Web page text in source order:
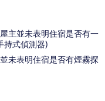
主並未表明住宿是否有一
持式偵測器)
未表明住宿是否有煙霧探